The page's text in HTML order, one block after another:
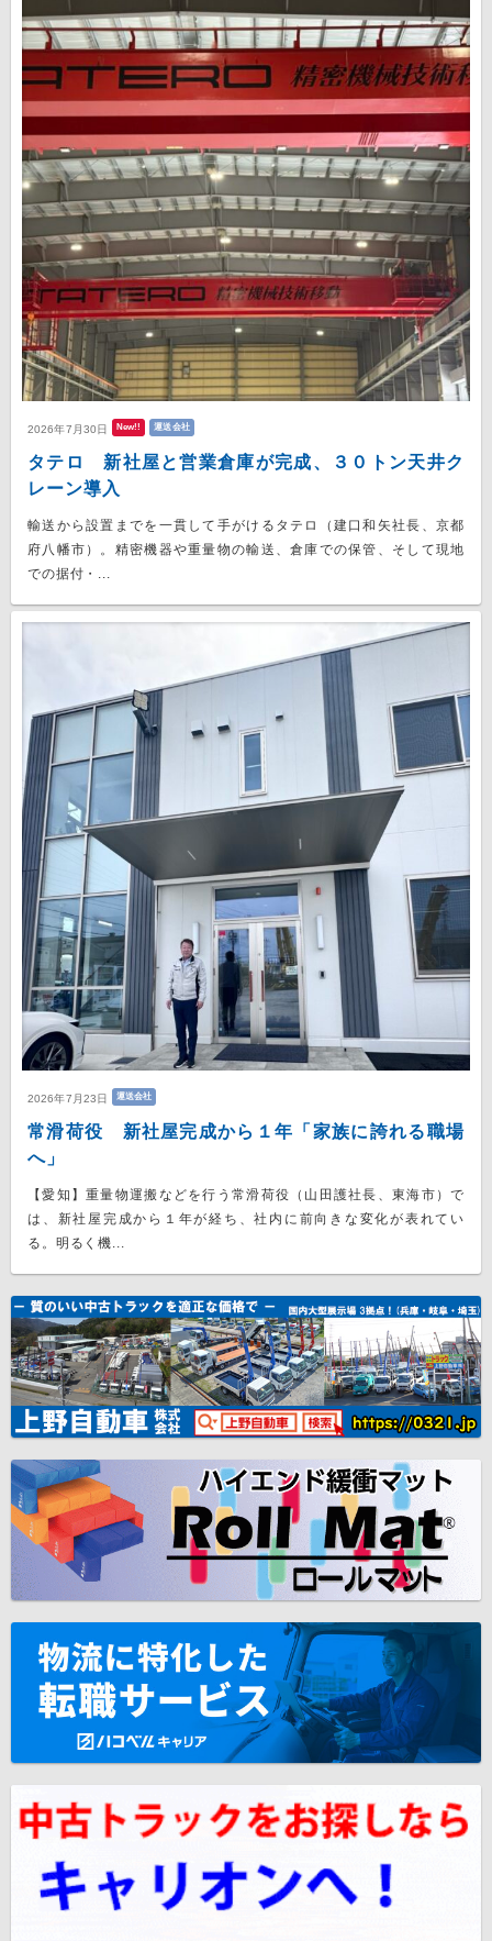
2026年7月30日 New!! 運送会社
タテロ 新社屋と営業倉庫が完成、３０トン天井ク
レーン導入
輸送から設置までを一貫して手がけるタテロ（建口和矢社長、京都
府八幡市）。精密機器や重量物の輸送、倉庫での保管、そして現地
での据付・...
2026年7月23日 運送会社
常滑荷役 新社屋完成から１年「家族に誇れる職場
へ」
【愛知】重量物運搬などを行う常滑荷役（山田護社長、東海市）で
は、新社屋完成から１年が経ち、社内に前向きな変化が表れてい
る。明るく機...